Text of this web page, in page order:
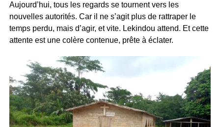
Aujourd’hui, tous les regards se tournent vers les
nouvelles autorités. Car il ne s’agit plus de rattraper le
temps perdu, mais d’agir, et vite. Lekindou attend. Et cette
attente est une colère contenue, prête à éclater.